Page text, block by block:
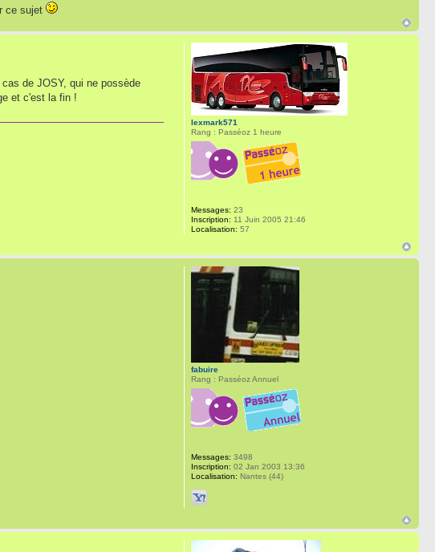
ce sujet
de JOSY, qui ne possède
et c'est la fin !
lexmark571
Rang : Passéoz 1 heure
Messages: 23
Inscription: 11 Juin 2005 21:46
Localisation: 57
fabuire
Rang : Passéoz Annuel
Messages: 3498
Inscription: 02 Jan 2003 13:36
Localisation: Nantes (44)